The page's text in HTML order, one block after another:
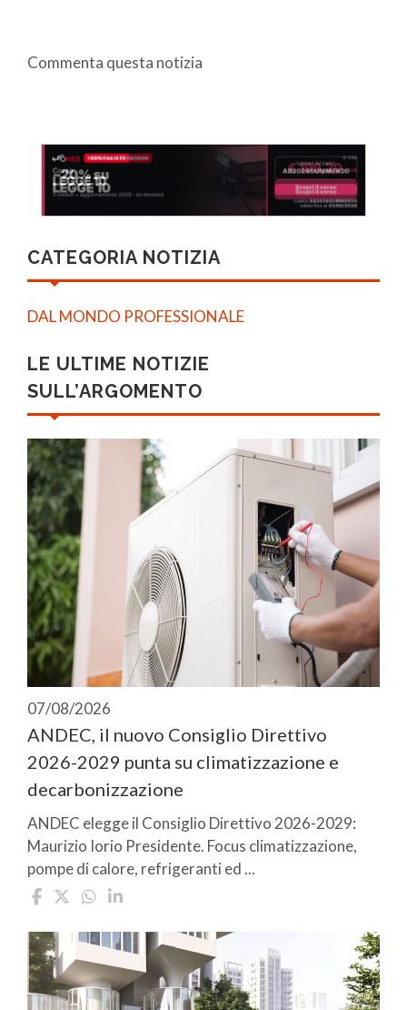
Commenta questa notizia
CATEGORIA NOTIZIA
DAL MONDO PROFESSIONALE
LE ULTIME NOTIZIE
SULL’ARGOMENTO
07/08/2026
ANDEC, il nuovo Consiglio Direttivo
2026-2029 punta su climatizzazione e
decarbonizzazione
ANDEC elegge il Consiglio Direttivo 2026-2029:
Maurizio Iorio Presidente. Focus climatizzazione,
pompe di calore, refrigeranti ed ...